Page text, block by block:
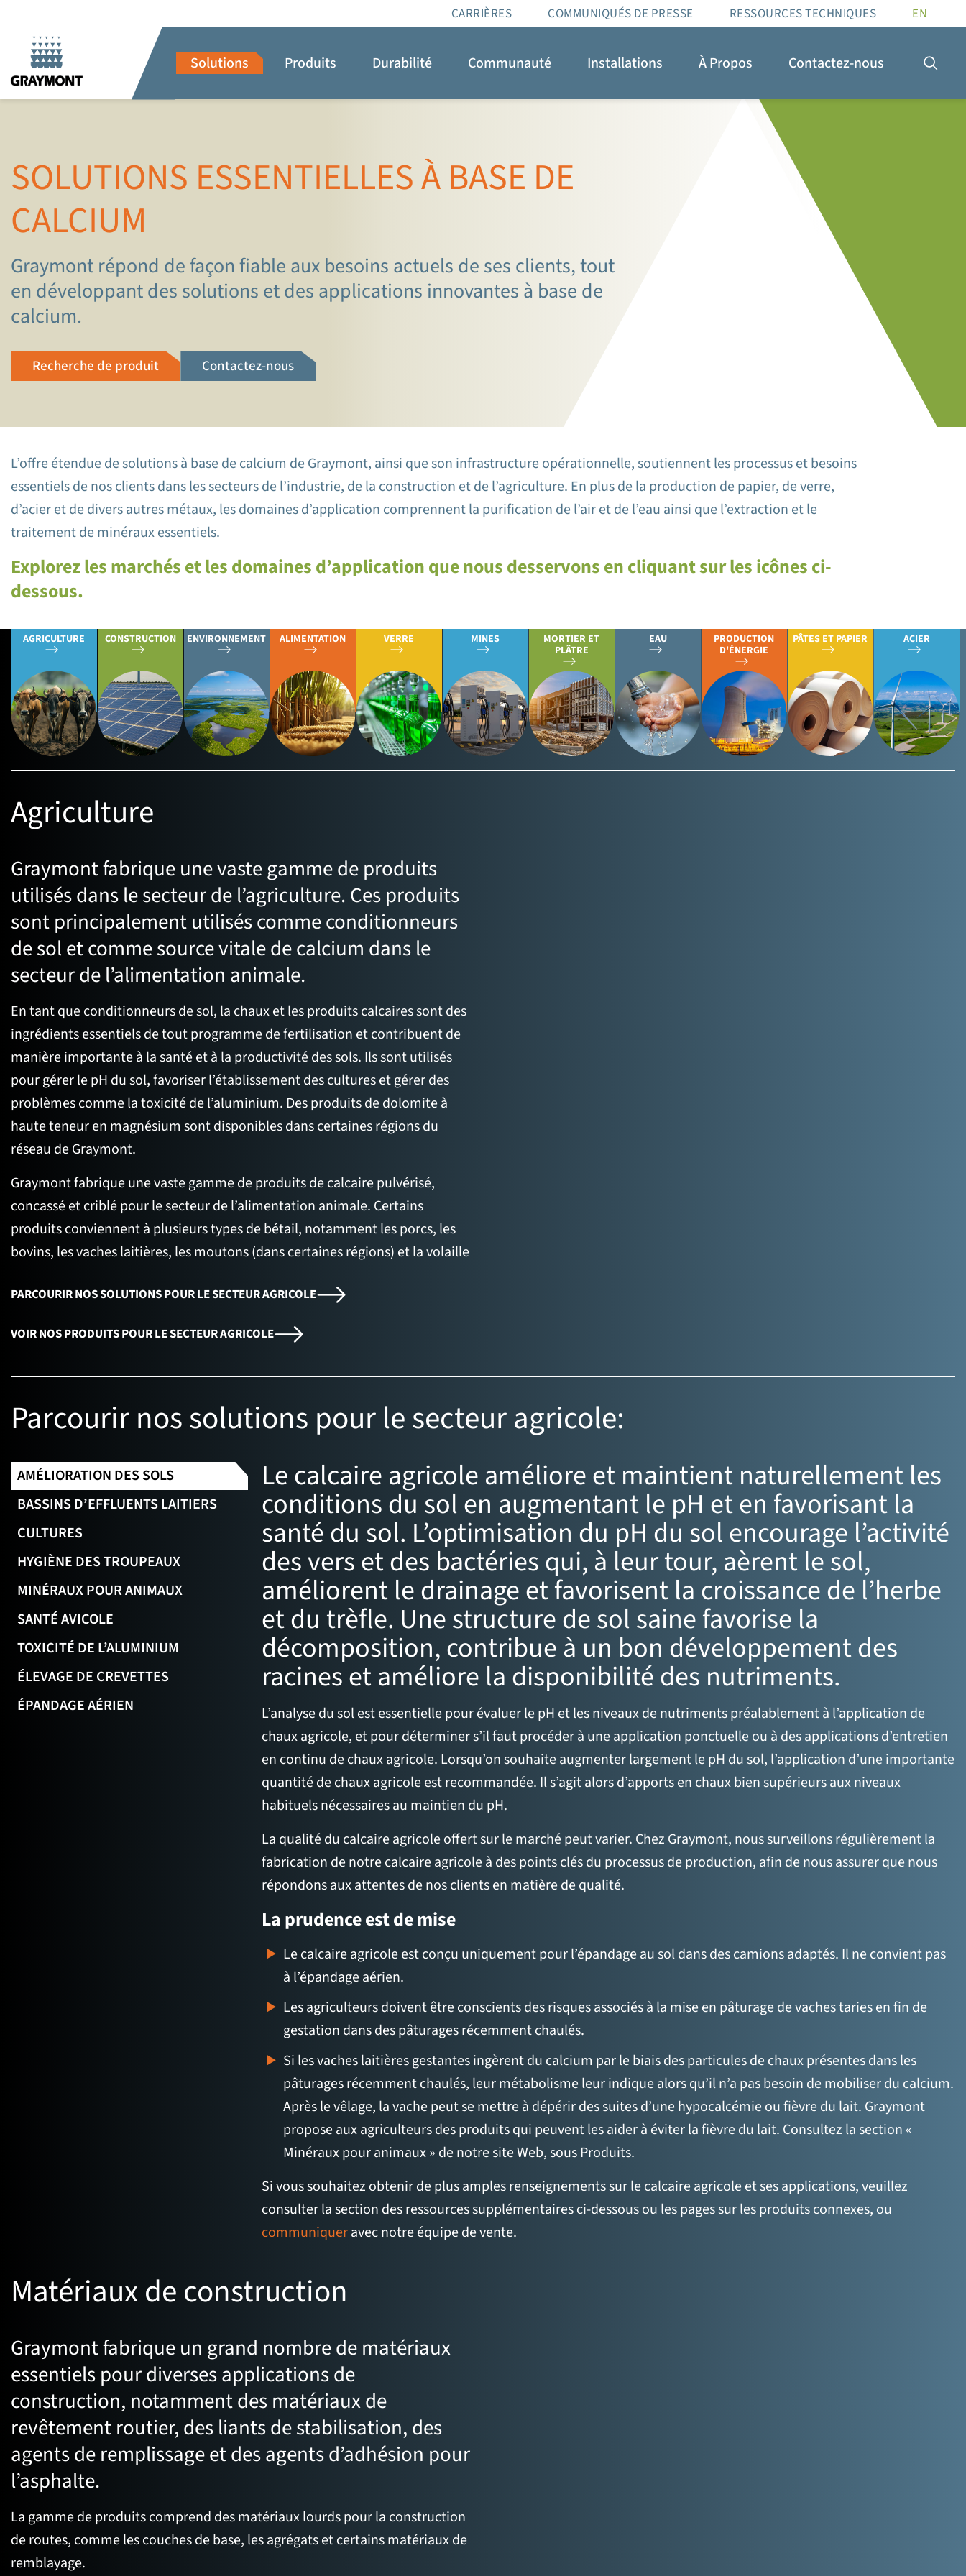
CARRIÈRES COMMUNIQUÉS DE PRESSE RESSOURCES TECHNIQUES EN
Solutions Produits Durabilité Communauté Installations À Propos Contactez-nous
SOLUTIONS ESSENTIELLES À BASE DE
CALCIUM
Graymont répond de façon fiable aux besoins actuels de ses clients, tout
en développant des solutions et des applications innovantes à base de
calcium.
Recherche de produit Contactez-nous
L’offre étendue de solutions à base de calcium de Graymont, ainsi que son infrastructure opérationnelle, soutiennent les processus et besoins
essentiels de nos clients dans les secteurs de l’industrie, de la construction et de l’agriculture. En plus de la production de papier, de verre,
d’acier et de divers autres métaux, les domaines d’application comprennent la purification de l’air et de l’eau ainsi que l’extraction et le
traitement de minéraux essentiels.
Explorez les marchés et les domaines d’application que nous desservons en cliquant sur les icônes ci-
dessous.
AGRICULTURE CONSTRUCTION ENVIRONNEMENT ALIMENTATION VERRE MINES
MORTIER ET
PLÂTRE
EAU
PRODUCTION
D'ÉNERGIE
PÂTES ET PAPIER ACIER
Agriculture
Graymont fabrique une vaste gamme de produits
utilisés dans le secteur de l’agriculture. Ces produits
sont principalement utilisés comme conditionneurs
de sol et comme source vitale de calcium dans le
secteur de l’alimentation animale.
En tant que conditionneurs de sol, la chaux et les produits calcaires sont des
ingrédients essentiels de tout programme de fertilisation et contribuent de
manière importante à la santé et à la productivité des sols. Ils sont utilisés
pour gérer le pH du sol, favoriser l’établissement des cultures et gérer des
problèmes comme la toxicité de l’aluminium. Des produits de dolomite à
haute teneur en magnésium sont disponibles dans certaines régions du
réseau de Graymont.
Graymont fabrique une vaste gamme de produits de calcaire pulvérisé,
concassé et criblé pour le secteur de l’alimentation animale. Certains
produits conviennent à plusieurs types de bétail, notamment les porcs, les
bovins, les vaches laitières, les moutons (dans certaines régions) et la volaille
PARCOURIR NOS SOLUTIONS POUR LE SECTEUR AGRICOLE
VOIR NOS PRODUITS POUR LE SECTEUR AGRICOLE
Parcourir nos solutions pour le secteur agricole:
AMÉLIORATION DES SOLS
BASSINS D’EFFLUENTS LAITIERS
CULTURES
HYGIÈNE DES TROUPEAUX
MINÉRAUX POUR ANIMAUX
SANTÉ AVICOLE
TOXICITÉ DE L’ALUMINIUM
ÉLEVAGE DE CREVETTES
ÉPANDAGE AÉRIEN
Le calcaire agricole améliore et maintient naturellement les
conditions du sol en augmentant le pH et en favorisant la
santé du sol. L’optimisation du pH du sol encourage l’activité
des vers et des bactéries qui, à leur tour, aèrent le sol,
améliorent le drainage et favorisent la croissance de l’herbe
et du trèfle. Une structure de sol saine favorise la
décomposition, contribue à un bon développement des
racines et améliore la disponibilité des nutriments.
L’analyse du sol est essentielle pour évaluer le pH et les niveaux de nutriments préalablement à l’application de
chaux agricole, et pour déterminer s’il faut procéder à une application ponctuelle ou à des applications d’entretien
en continu de chaux agricole. Lorsqu’on souhaite augmenter largement le pH du sol, l’application d’une importante
quantité de chaux agricole est recommandée. Il s’agit alors d’apports en chaux bien supérieurs aux niveaux
habituels nécessaires au maintien du pH.
La qualité du calcaire agricole offert sur le marché peut varier. Chez Graymont, nous surveillons régulièrement la
fabrication de notre calcaire agricole à des points clés du processus de production, afin de nous assurer que nous
répondons aux attentes de nos clients en matière de qualité.
La prudence est de mise
Le calcaire agricole est conçu uniquement pour l’épandage au sol dans des camions adaptés. Il ne convient pas
à l’épandage aérien.
Les agriculteurs doivent être conscients des risques associés à la mise en pâturage de vaches taries en fin de
gestation dans des pâturages récemment chaulés.
Si les vaches laitières gestantes ingèrent du calcium par le biais des particules de chaux présentes dans les
pâturages récemment chaulés, leur métabolisme leur indique alors qu’il n’a pas besoin de mobiliser du calcium.
Après le vêlage, la vache peut se mettre à dépérir des suites d’une hypocalcémie ou fièvre du lait. Graymont
propose aux agriculteurs des produits qui peuvent les aider à éviter la fièvre du lait. Consultez la section «
Minéraux pour animaux » de notre site Web, sous Produits.
Si vous souhaitez obtenir de plus amples renseignements sur le calcaire agricole et ses applications, veuillez
consulter la section des ressources supplémentaires ci-dessous ou les pages sur les produits connexes, ou
communiqueravec notre équipe de vente.
Matériaux de construction
Graymont fabrique un grand nombre de matériaux
essentiels pour diverses applications de
construction, notamment des matériaux de
revêtement routier, des liants de stabilisation, des
agents de remplissage et des agents d’adhésion pour
l’asphalte.
La gamme de produits comprend des matériaux lourds pour la construction
de routes, comme les couches de base, les agrégats et certains matériaux de
remblayage.